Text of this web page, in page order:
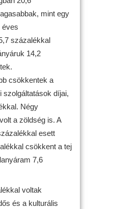
mint egy
éves
százalékkal
14,2
csökkentek a
szolgáltatások díjai,
Négy
a zöldség is. A
esett
csökkent a tej
7,6
voltak
és a kulturális